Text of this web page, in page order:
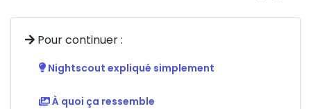
Pour continuer :
Nightscout expliqué simplement
À quoi ça ressemble